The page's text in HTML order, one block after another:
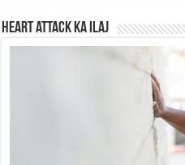
Heart attack ka ilaj